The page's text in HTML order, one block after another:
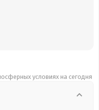
условиях на сегодня